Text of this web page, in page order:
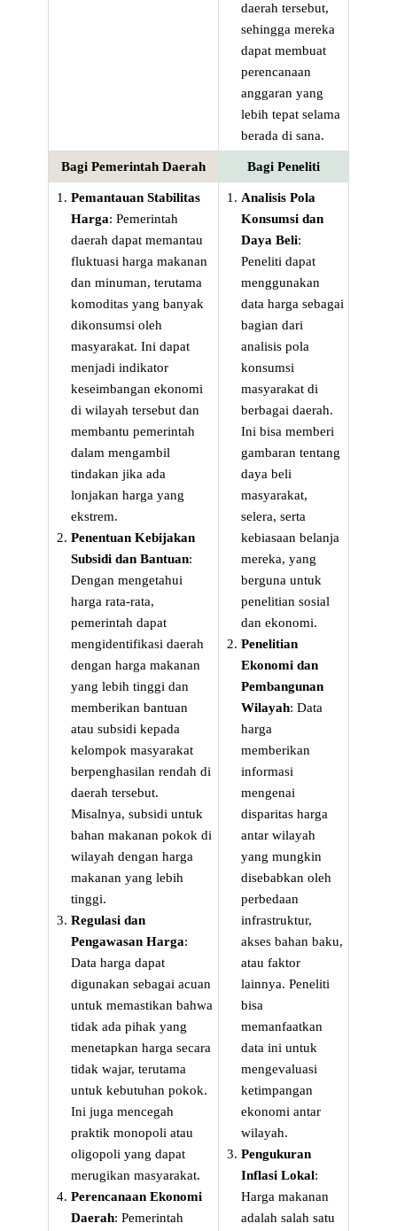
daerah tersebut,
sehingga mereka
dapat membuat
perencanaan
anggaran yang
lebih tepat selama
berada di sana.
Bagi Pemerintah Daerah Bagi Peneliti
Pemantauan Stabilitas
Harga: Pemerintah
daerah dapat memantau
fluktuasi harga makanan
dan minuman, terutama
komoditas yang banyak
dikonsumsi oleh
masyarakat. Ini dapat
menjadi indikator
keseimbangan ekonomi
di wilayah tersebut dan
membantu pemerintah
dalam mengambil
tindakan jika ada
lonjakan harga yang
ekstrem.
Penentuan Kebijakan
Subsidi dan Bantuan:
Dengan mengetahui
harga rata-rata,
pemerintah dapat
mengidentifikasi daerah
dengan harga makanan
yang lebih tinggi dan
memberikan bantuan
atau subsidi kepada
kelompok masyarakat
berpenghasilan rendah di
daerah tersebut.
Misalnya, subsidi untuk
bahan makanan pokok di
wilayah dengan harga
makanan yang lebih
tinggi.
Regulasi dan
Pengawasan Harga:
Data harga dapat
digunakan sebagai acuan
untuk memastikan bahwa
tidak ada pihak yang
menetapkan harga secara
tidak wajar, terutama
untuk kebutuhan pokok.
Ini juga mencegah
praktik monopoli atau
oligopoli yang dapat
merugikan masyarakat.
Perencanaan Ekonomi
Daerah: Pemerintah
Analisis Pola
Konsumsi dan
Daya Beli:
Peneliti dapat
menggunakan
data harga sebagai
bagian dari
analisis pola
konsumsi
masyarakat di
berbagai daerah.
Ini bisa memberi
gambaran tentang
daya beli
masyarakat,
selera, serta
kebiasaan belanja
mereka, yang
berguna untuk
penelitian sosial
dan ekonomi.
Penelitian
Ekonomi dan
Pembangunan
Wilayah: Data
harga
memberikan
informasi
mengenai
disparitas harga
antar wilayah
yang mungkin
disebabkan oleh
perbedaan
infrastruktur,
akses bahan baku,
atau faktor
lainnya. Peneliti
bisa
memanfaatkan
data ini untuk
mengevaluasi
ketimpangan
ekonomi antar
wilayah.
Pengukuran
Inflasi Lokal:
Harga makanan
adalah salah satu